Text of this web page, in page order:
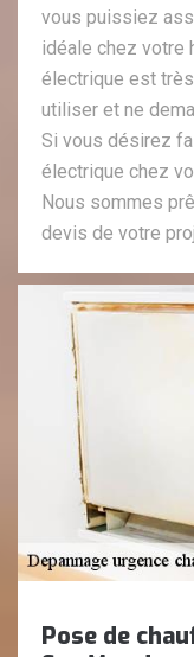
vous puissiez
idéale chez votre
électrique est
utiliser et ne
Si vous désirez
électrique chez
Nous sommes
devis de votre
Pose de